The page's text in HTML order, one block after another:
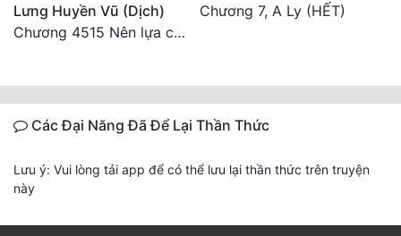
Lưng Huyền Vũ (Dịch)
Chương 4515 Nên lựa chọn như thế nào?
Chương 7, A Ly (HẾT)
Các Đại Năng Đã Để Lại Thần Thức
Lưu ý: Vui lòng tải app để có thể lưu lại thần thức trên truyện
này